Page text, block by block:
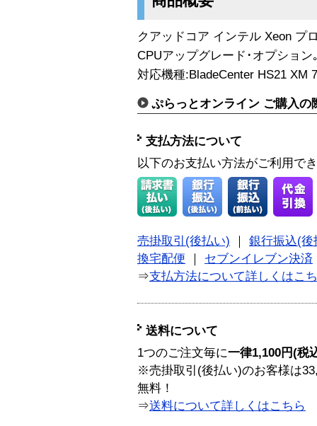
クアッドコア インテル Xeon プ
CPUアップグレード･オプション
対応機種:BladeCenter HS21 XM
ぷらっとオンライン ご購入の
支払方法について
以下のお支払い方法がご利用で
売掛取引(後払い)
銀行振込(後
換宅配便
セブンイレブン決済
⇒支払方法について詳しくはこ
送料について
1つのご注文毎に一律1,100円(税
※売掛取引(後払い)のお客様は
無料！
⇒送料について詳しくはこちら